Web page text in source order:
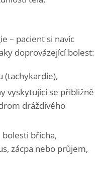
– pacient si navíc
doprovázející bolest:
(tachykardie),
vyskytující se přibližně
dráždivého
břicha,
zácpa nebo průjem,